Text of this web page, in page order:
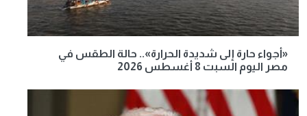
«أجواء حارة إلى شديدة الحرارة».. حالة الطقس في
مصر اليوم السبت 8 أغسطس 2026